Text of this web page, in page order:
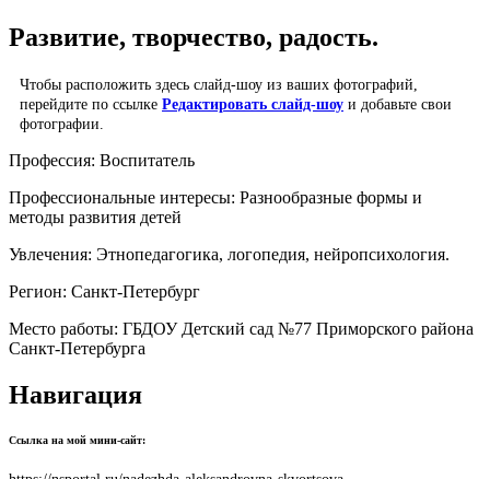
Развитие, творчество, радость.
Чтобы расположить здесь слайд-шоу из ваших фотографий,
перейдите по ссылке Редактировать слайд-шоу и добавьте свои
фотографии.
Профессия: Воспитатель
Профессиональные интересы: Разнообразные формы и
методы развития детей
Увлечения: Этнопедагогика, логопедия, нейропсихология.
Регион: Санкт-Петербург
Место работы: ГБДОУ Детский сад №77 Приморского района
Санкт-Петербурга
Навигация
Ссылка на мой мини-сайт: